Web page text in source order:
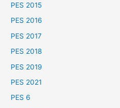
PES 2015
PES 2016
PES 2017
PES 2018
PES 2019
PES 2021
PES 6